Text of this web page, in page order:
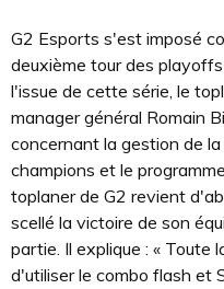
G2 Esports s'est imposé
deuxième tour des
l'issue de cette série, le
manager général Romain
concernant la gestion de
champions et le
toplaner de G2 revient
scellé la victoire de son
partie. Il explique : « Toute
d'utiliser le combo flash et